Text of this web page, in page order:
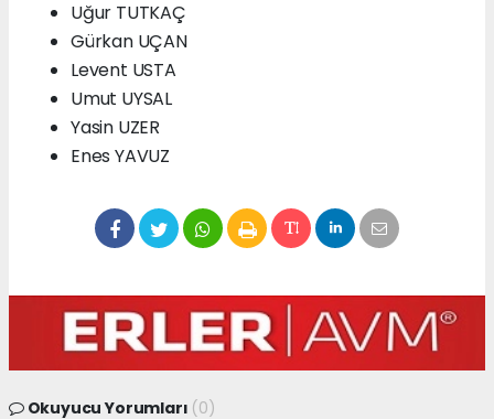
Uğur TUTKAÇ
Gürkan UÇAN
Levent USTA
Umut UYSAL
Yasin UZER
Enes YAVUZ
Okuyucu Yorumları (0)